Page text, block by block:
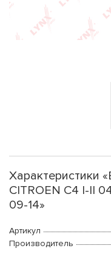
Характеристики
CITROEN C4 I-II
09-14»
Артикул
Производитель